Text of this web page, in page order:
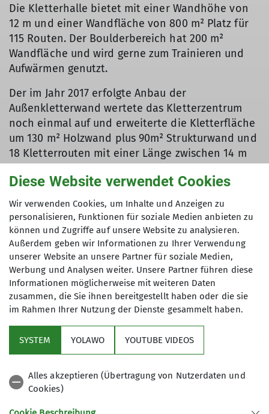
Die Kletterhalle bietet mit einer Wandhöhe von
12 m und einer Wandfläche von 800 m² Platz für
115 Routen. Der Boulderbereich hat 200 m²
Wandfläche und wird gerne zum Trainieren und
Aufwärmen genutzt.
Der im Jahr 2017 erfolgte Anbau der
Außenkletterwand wertete das Kletterzentrum
noch einmal auf und erweiterte die Kletterfläche
um 130 m² Holzwand plus 90m² Strukturwand und
18 Kletterrouten mit einer Länge zwischen 14 m
© DAV Heidelberg
Klettern Indoor
800 m Wandfläche bei 12 m Wandhöhe an 35
Diese Website verwendet Cookies
Wir verwenden Cookies, um Inhalte und Anzeigen zu
personalisieren, Funktionen für soziale Medien anbieten zu
können und Zugriffe auf unsere Website zu analysieren.
Außerdem geben wir Informationen zu Ihrer Verwendung
unserer Website an unsere Partner für soziale Medien,
Werbung und Analysen weiter. Unsere Partner führen diese
Informationen möglicherweise mit weiteren Daten
zusammen, die Sie ihnen bereitgestellt haben oder die sie
im Rahmen Ihrer Nutzung der Dienste gesammelt haben.
SYSTEM YOLAWO YOUTUBE VIDEOS
Alles akzeptieren (Übertragung von Nutzerdaten und
Cookies)